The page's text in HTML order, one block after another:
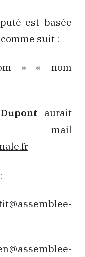
est basée
suit :
» « nom
aurait
mail